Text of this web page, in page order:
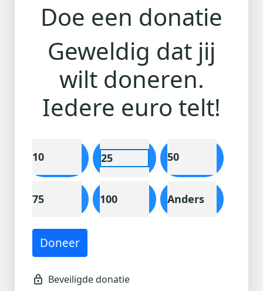
Doe een donatie
Geweldig dat jij
wilt doneren.
Iedere euro telt!
10 25 50
75 100 Anders
Doneer
Ik doe een anonieme donatie
Individual Organisatie
Voornaam *
Tussenv. Achternaam *
E-mailadres *
(of voer het adres handmatig in)
Toevoeging